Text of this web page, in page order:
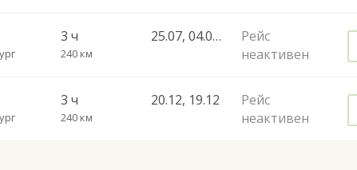
3 ч
240 км
25.07, 04.07, 01.08
Рейс
неактивен
3 ч
240 км
20.12, 19.12
Рейс
неактивен